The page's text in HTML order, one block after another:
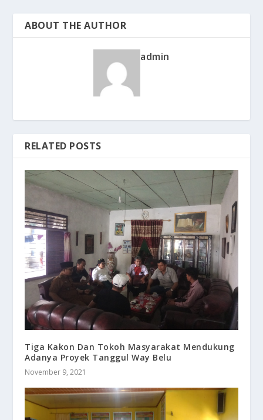
ABOUT THE AUTHOR
admin
RELATED POSTS
Tiga Kakon Dan Tokoh Masyarakat Mendukung
Adanya Proyek Tanggul Way Belu
November 9, 2021